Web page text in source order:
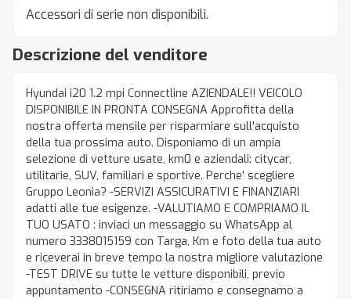
Descrizione del venditore
Hyundai i20 1.2 mpi Connectline AZIENDALE!! VEICOLO
DISPONIBILE IN PRONTA CONSEGNA Approfitta della
nostra offerta mensile per risparmiare sull'acquisto
della tua prossima auto. Disponiamo di un ampia
selezione di vetture usate, km0 e aziendali: citycar,
utilitarie, SUV, familiari e sportive. Perche' scegliere
Gruppo Leonia? -SERVIZI ASSICURATIVI E FINANZIARI
adatti alle tue esigenze. -VALUTIAMO E COMPRIAMO IL
TUO USATO : inviaci un messaggio su WhatsApp al
numero 3338015159 con Targa, Km e foto della tua auto
e riceverai in breve tempo la nostra migliore valutazione
-TEST DRIVE su tutte le vetture disponibili, previo
appuntamento -CONSEGNA ritiriamo e consegnamo a
Accessori di serie non disponibili.